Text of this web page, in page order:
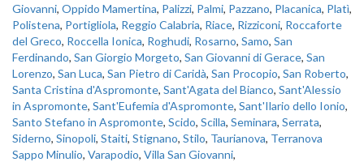
Giovanni, Oppido Mamertina, Palizzi, Palmi, Pazzano, Placanica, Platì,
Polistena, Portigliola, Reggio Calabria, Riace, Rizziconi, Roccaforte
del Greco, Roccella Ionica, Roghudi, Rosarno, Samo, San
Ferdinando, San Giorgio Morgeto, San Giovanni di Gerace, San
Lorenzo, San Luca, San Pietro di Caridà, San Procopio, San Roberto,
Santa Cristina d'Aspromonte, Sant'Agata del Bianco, Sant'Alessio
in Aspromonte, Sant'Eufemia d'Aspromonte, Sant'Ilario dello Ionio,
Santo Stefano in Aspromonte, Scido, Scilla, Seminara, Serrata,
Siderno, Sinopoli, Staiti, Stignano, Stilo, Taurianova, Terranova
Sappo Minulio, Varapodio, Villa San Giovanni,